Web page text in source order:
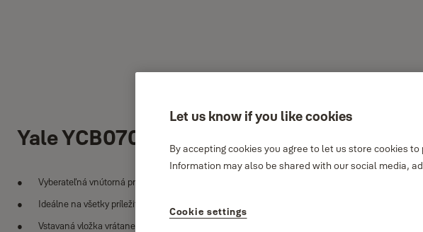
Yale YCB070
Vyberateľná vnútorná priehradka pre dokonalé usporiadanie peňazí
Ideálne na všetky príležitosti
Vstavaná vložka vrátane 2 kľúčov
Let us know if you like cookies
By accepting cookies you agree to let us store cookies
Information may also be shared with our social media,
Cookie settings